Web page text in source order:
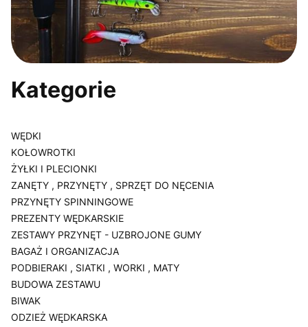
Kategorie
WĘDKI
KOŁOWROTKI
ŻYŁKI I PLECIONKI
ZANĘTY , PRZYNĘTY , SPRZĘT DO NĘCENIA
PRZYNĘTY SPINNINGOWE
PREZENTY WĘDKARSKIE
ZESTAWY PRZYNĘT - UZBROJONE GUMY
BAGAŻ I ORGANIZACJA
PODBIERAKI , SIATKI , WORKI , MATY
BUDOWA ZESTAWU
BIWAK
ODZIEŻ WĘDKARSKA